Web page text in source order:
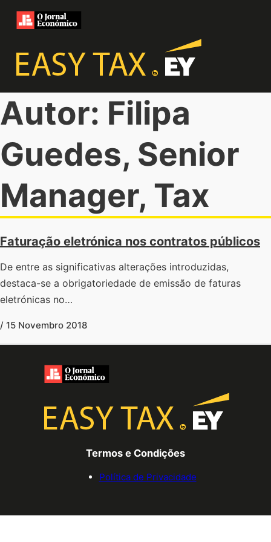
Autor: Filipa
Guedes, Senior
Manager, Tax
Faturação eletrónica nos contratos públicos
De entre as significativas alterações introduzidas,
destaca-se a obrigatoriedade de emissão de faturas
eletrónicas no…
/ 15 Novembro 2018
Termos e Condições
Política de Privacidade